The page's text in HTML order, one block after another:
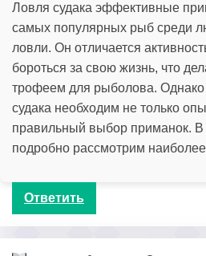
Ловля судака эффективные
самых популярных рыб среди
ловли. Он отличается
бороться за свою жизнь, что
трофеем для рыболова.
судака необходим не только
правильный выбор приманок. В
подробно рассмотрим
Ответить